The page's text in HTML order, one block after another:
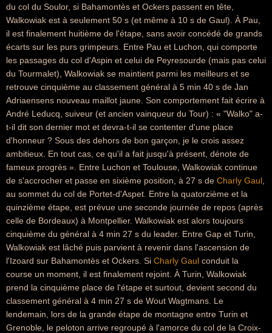
du col du Soulor, si Bahamontès et Ockers passent en tête,
Walkowiak est à seulement 50 s (et même à 10 s de Gaul). À Pau,
il est finalement huitième de l'étape, sans avoir concédé de grands
écarts sur les purs grimpeurs. Entre Pau et Luchon, qui comporte
les passages du col d'Aspin et celui de Peyresourde (mais pas celui
du Tourmalet), Walkowiak se maintient parmi les meilleurs et se
retrouve cinquième au classement général à 5 min 40 s de Jan
Adriaensens nouveau maillot jaune. Son comportement fait écrire à
André Leducq, suiveur (et ancien vainqueur du Tour) : « "Walko" a-
t-il dit son dernier mot et devra-t-il se contenter d'une place
d'honneur ? Sous des dehors de bon garçon, je le crois assez
ambitieux. En tout cas, ce qu'il a fait jusqu'à présent, dénote de
fameux progrès ». Entre Luchon et Toulouse, Walkowiak continue
de s'accrocher et passe en sixième position, à 27 s de Charly Gaul
au sommet du col de Portet-d'Aspet. Entre la quatorzième et la
quinzième étape, est prévue une seconde journée de repos (après
celle de Bordeaux) à Montpellier. Walkowiak est alors toujours
cinquième du général à 4 min 27 s du leader. Entre Gap et Turin,
Walkowiak est lâché puis parvient à revenir dans l'ascension de
l'Izoard sur Bahamontès et Ockers. Si Charly Gaul conduit la
course un moment, il est finalement rejoint. À Turin, Walkowiak
prend la cinquième place de l'étape et surtout, devient second du
classement général à 4 min 27 s de Wout Wagtmans. Le
lendemain, lors de la grande étape de montagne entre Turin et
Grenoble, le peloton arrive regroupé à l'amorce du col de la Croix-